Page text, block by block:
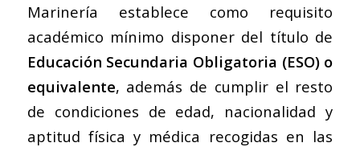
Marinería establece como requisito
académico mínimo disponer del título de
Educación Secundaria Obligatoria (ESO) o
equivalente, además de cumplir el resto
de condiciones de edad, nacionalidad y
aptitud física y médica recogidas en las